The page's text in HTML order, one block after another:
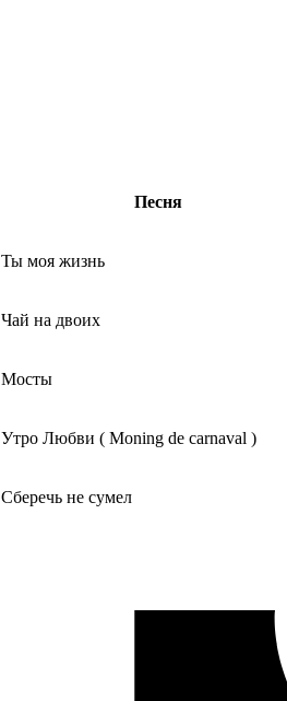
Песня
Ты моя жизнь
Чай на двоих
Мосты
Утро Любви ( Moning de carnaval )
Сберечь не сумел